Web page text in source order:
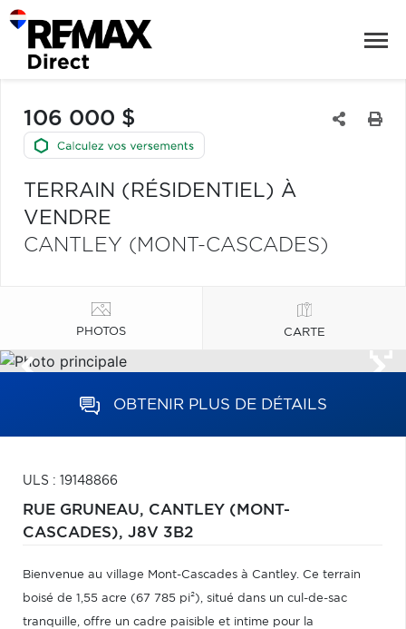
106 000 $
TERRAIN (RÉSIDENTIEL) À
VENDRE
CANTLEY (MONT-CASCADES)
PHOTOS CARTE
OBTENIR PLUS DE DÉTAILS
ULS : 19148866
RUE GRUNEAU, CANTLEY (MONT-
CASCADES), J8V 3B2
Bienvenue au village Mont-Cascades à Cantley. Ce terrain
boisé de 1,55 acre (67 785 pi²), situé dans un cul-de-sac
tranquille, offre un cadre paisible et intime pour la